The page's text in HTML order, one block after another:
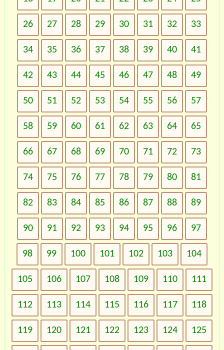
26 27 28 29 30 31 32 33
34 35 36 37 38 39 40 41
42 43 44 45 46 47 48 49
50 51 52 53 54 55 56 57
58 59 60 61 62 63 64 65
66 67 68 69 70 71 72 73
74 75 76 77 78 79 80 81
82 83 84 85 86 87 88 89
90 91 92 93 94 95 96 97
98 99 100 101 102 103 104
105 106 107 108 109 110 111
112 113 114 115 116 117 118
119 120 121 122 123 124 125